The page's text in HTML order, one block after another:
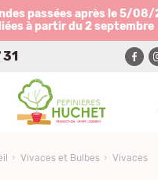
passées après le 5/
à partir du 2 septembre
31
Vivaces et Bulbes Vivaces
cookies